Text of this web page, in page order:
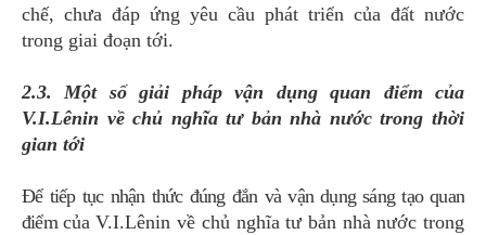
chế, chưa đáp ứng yêu cầu phát triển của đất nước
trong giai đoạn tới.
2.3. Một số giải pháp vận dụng quan điểm của
V.I.Lênin về chủ nghĩa tư bản nhà nước trong thời
gian tới
Để tiếp tục nhận thức đúng đắn và vận dụng sáng tạo quan
điểm của V.I.Lênin về chủ nghĩa tư bản nhà nước trong